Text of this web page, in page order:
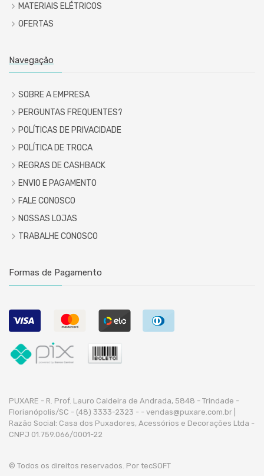
MATERIAIS ELÉTRICOS
OFERTAS
Navegação
SOBRE A EMPRESA
PERGUNTAS FREQUENTES?
POLÍTICAS DE PRIVACIDADE
POLÍTICA DE TROCA
REGRAS DE CASHBACK
ENVIO E PAGAMENTO
FALE CONOSCO
NOSSAS LOJAS
TRABALHE CONOSCO
Formas de Pagamento
PUXARE - R. Prof. Lauro Caldeira de Andrada, 5848 - Trindade -
Florianópolis/SC - (48) 3333-2323 - - vendas@puxare.com.br |
Razão Social: Casa dos Puxadores, Acessórios e Decorações Ltda -
CNPJ 01.759.066/0001-22
© Todos os direitos reservados. Por tecSOFT